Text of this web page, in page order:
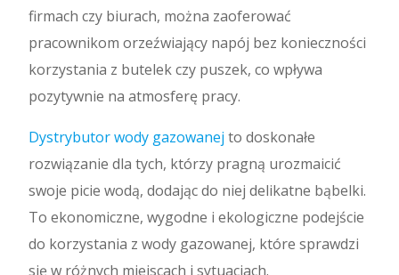
firmach czy biurach, można zaoferować
pracownikom orzeźwiający napój bez konieczności
korzystania z butelek czy puszek, co wpływa
pozytywnie na atmosferę pracy.
Dystrybutor wody gazowanej to doskonałe
rozwiązanie dla tych, którzy pragną urozmaicić
swoje picie wodą, dodając do niej delikatne bąbelki.
To ekonomiczne, wygodne i ekologiczne podejście
do korzystania z wody gazowanej, które sprawdzi
się w różnych miejscach i sytuacjach.